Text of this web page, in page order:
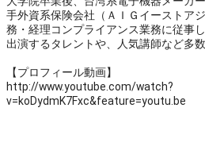
手外資系保険会社（ＡＩＧイーストア
務・経理コンプライアンス業務に従事
出演するタレントや、人気講師など多数
【プロフィール動画】
http://www.youtube.com/watch?
v=koDydmK7Fxc&feature=youtu.be